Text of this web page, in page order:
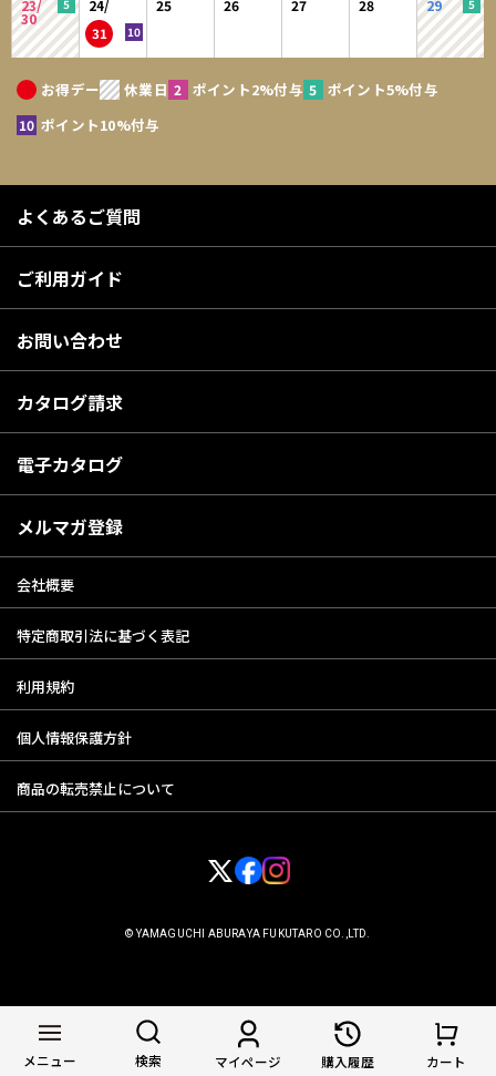
メニュー 検索 マイページ 購入履歴 カート
23/
30
24/
31
25 26 27 28 29
お得デー 休業日 ポイント2%付与
ポイント5%付与
ポイント10%付与
よくあるご質問
ご利用ガイド
お問い合わせ
カタログ請求
電子カタログ
メルマガ登録
会社概要
特定商取引法に基づく表記
利用規約
個人情報保護方針
商品の転売禁止について
© YAMAGUCHI ABURAYA FUKUTARO CO.,LTD.